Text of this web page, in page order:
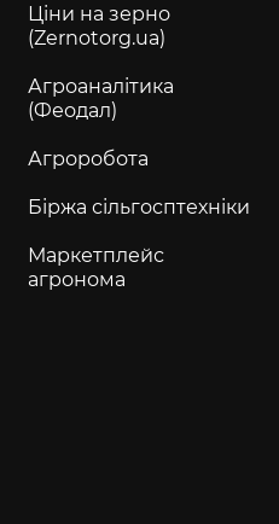
Ціни на зерно
(Zernotorg.ua)
Агроаналітика
(Феодал)
Агроробота
Біржа сільгосптехніки
Маркетплейс
агронома